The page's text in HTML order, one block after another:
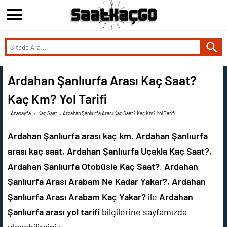
Ardahan Şanlıurfa Arası Kaç Saat?
Kaç Km? Yol Tarifi
Anasayfa › Kaç Saat › Ardahan Şanlıurfa Arası Kaç Saat? Kaç Km? Yol Tarifi
Ardahan Şanlıurfa arası kaç km, Ardahan Şanlıurfa
arası kaç saat, Ardahan Şanlıurfa Uçakla Kaç Saat?,
Ardahan Şanlıurfa Otobüsle Kaç Saat?, Ardahan
Şanlıurfa Arası Arabam Ne Kadar Yakar?, Ardahan
Şanlıurfa Arası Arabam Kaç Yakar? ile Ardahan
Şanlıurfa arası yol tarifi bilgilerine sayfamızda